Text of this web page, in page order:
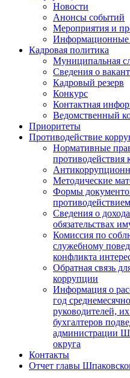
Новости
Анонсы событий
Мероприятия и
Информационные
Кадровая политика
Муниципальная
Сведения о
Кадровый резерв
Конкурс
Контактная
Ведомственный
Приоритеты
Противодействие
Нормативные
противодействия
Методические
Формы
Сведения о
обязательствах
Комиссия по
служебному
конфликта
Обратная связь
коррупции
Информация о
год
руководителей,
бухгалтеров
администрации
округа
Контакты
Отчет главы